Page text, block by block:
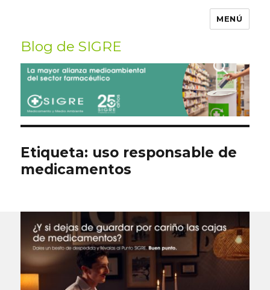
MENÚ
Blog de SIGRE
Buscar
por:
Etiqueta: uso responsable de
medicamentos